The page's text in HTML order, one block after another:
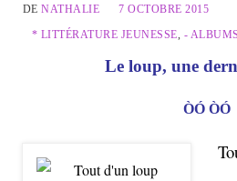
DENATHALIE
7 OCTOBRE 2015
* LITTÉRATURE JEUNESSE, - ALBUMS
Le loup, une
ÒÓ ÒÓ